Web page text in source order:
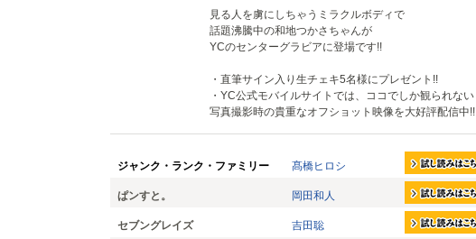
見る人を虜にしちゃうミラクルボディで
話題沸騰中の和地つかさちゃんが
YCのセンターグラビアに登場です!!
・直筆サイン入り生チェキ5名様にプレゼント!!
・YC公式モバイルサイトでは、ココでしか観られない
写真撮影時の貴重なオフショット映像を大好評配信中!!
ジャンク・ランク・ファミリー 髙橋ヒロシ
ぱンすと。 岡田和人
セブングレイズ 吉田聡